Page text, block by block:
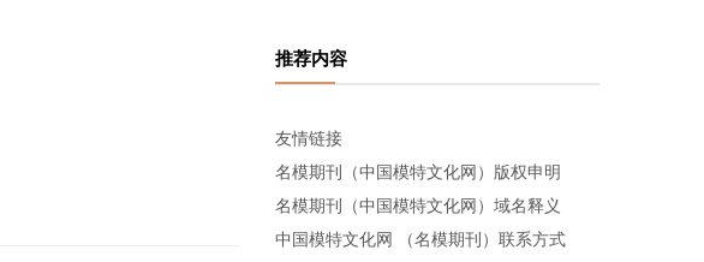
推荐内容
友情链接
名模期刊（中国模特文化网）版权申明
名模期刊（中国模特文化网）域名释义
中国模特文化网 （名模期刊）联系方式